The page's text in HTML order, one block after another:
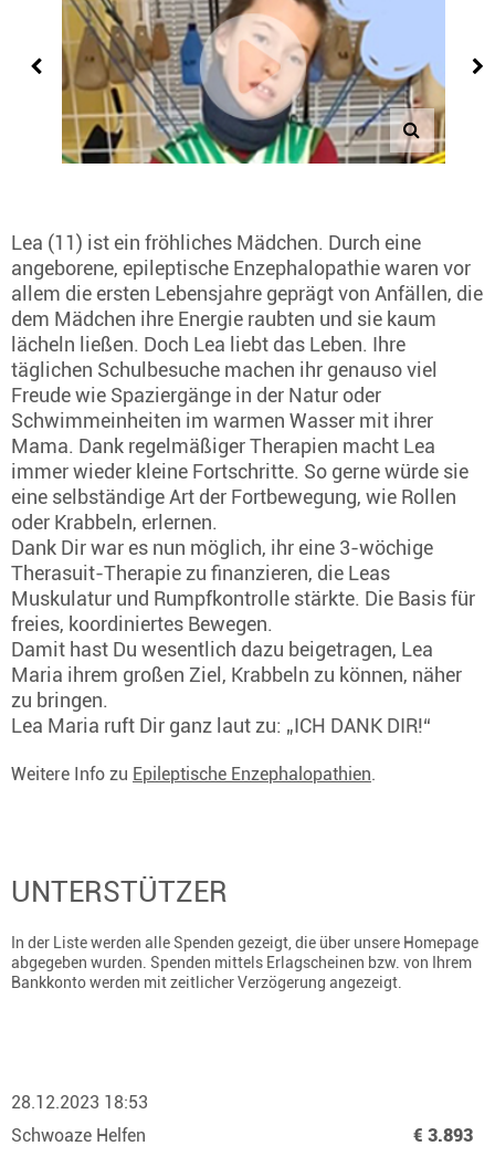
Lea (11) ist ein fröhliches Mädchen. Durch eine
angeborene, epileptische Enzephalopathie waren vor
allem die ersten Lebensjahre geprägt von Anfällen, die
dem Mädchen ihre Energie raubten und sie kaum
lächeln ließen. Doch Lea liebt das Leben. Ihre
täglichen Schulbesuche machen ihr genauso viel
Freude wie Spaziergänge in der Natur oder
Schwimmeinheiten im warmen Wasser mit ihrer
Mama. Dank regelmäßiger Therapien macht Lea
immer wieder kleine Fortschritte. So gerne würde sie
eine selbständige Art der Fortbewegung, wie Rollen
oder Krabbeln, erlernen.
Dank Dir war es nun möglich, ihr eine 3-wöchige
Therasuit-Therapie zu finanzieren, die Leas
Muskulatur und Rumpfkontrolle stärkte. Die Basis für
freies, koordiniertes Bewegen.
Damit hast Du wesentlich dazu beigetragen, Lea
Maria ihrem großen Ziel, Krabbeln zu können, näher
zu bringen.
Lea Maria ruft Dir ganz laut zu: „ICH DANK DIR!“
Weitere Info zu Epileptische Enzephalopathien.
UNTERSTÜTZER
In der Liste werden alle Spenden gezeigt, die über unsere Homepage
abgegeben wurden. Spenden mittels Erlagscheinen bzw. von Ihrem
Bankkonto werden mit zeitlicher Verzögerung angezeigt.
28.12.2023 18:53
Schwoaze Helfen
€ 3.893